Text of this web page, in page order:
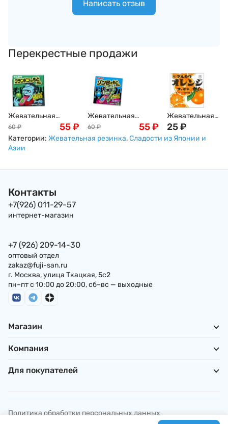
Написать отзыв
Перекрестные продажи
Жевательная
резинка
Франкенштейн
Marukawa со вкусом
60 ₽ 55₽
Жевательная
резинка "Зомби",
Япония, 5.6г
60 ₽ 55₽
Жевательная
резинка
со вкусом
25₽
Категории: Жевательная резинка,Сладости из Японии и
Азии
Контакты
+7(926) 011-29-57
интернет-магазин
+7 (926) 209-14-30
оптовый отдел
zakaz@fuji-san.ru
г. Москва, улица Ткацкая, 5с2
пн–пт с 10:00 до 20:00, сб–вс — выходные
Магазин
Компания
Для покупателей
Политика обработки персональных данных